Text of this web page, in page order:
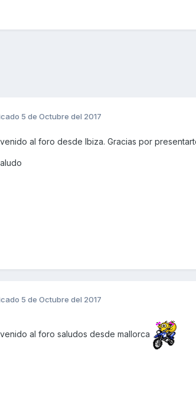
5 de Octubre del 2017
al foro desde Ibiza. Gracias por
5 de Octubre del 2017
al foro saludos desde mallorca